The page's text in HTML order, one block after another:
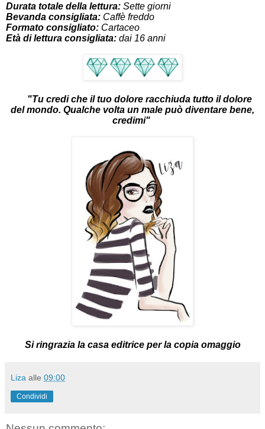
Durata totale della lettura: Sette giorni
Bevanda consigliata: Caffè freddo
Formato consigliato: Cartaceo
Età di lettura consigliata: dai 16 anni
"Tu credi che il tuo dolore racchiuda tutto il dolore
del mondo. Qualche volta un male può diventare bene,
credimi"
Si ringrazia la casa editrice per la copia omaggio
Liza alle 09:00
Condividi